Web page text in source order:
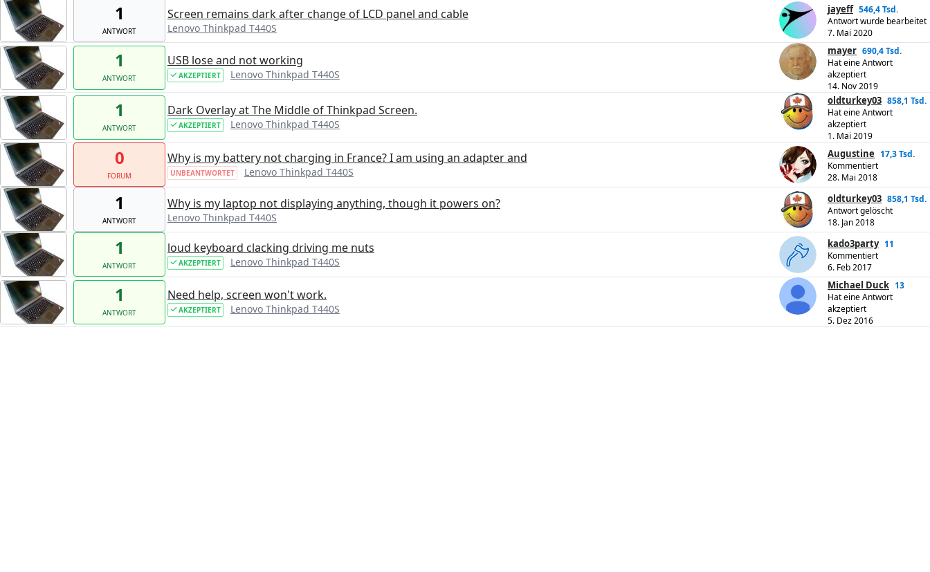
1
ANTWORT
Screen remains dark after change of LCD panel and cable
Lenovo Thinkpad T440S
jayeff 546,4 Tsd.
Antwort wurde bearbeitet
7. Mai 2020
1
ANTWORT
USB lose and not working
AKZEPTIERT Lenovo Thinkpad T440S
mayer 690,4 Tsd.
Hat eine Antwort
akzeptiert
14. Nov 2019
1
ANTWORT
Dark Overlay at The Middle of Thinkpad Screen.
AKZEPTIERT Lenovo Thinkpad T440S
oldturkey03 858,1 Tsd.
Hat eine Antwort
akzeptiert
1. Mai 2019
0
FORUM
Why is my battery not charging in France? I am using an adapter and
UNBEANTWORTET Lenovo Thinkpad T440S
Augustine 17,3 Tsd.
Kommentiert
28. Mai 2018
1
ANTWORT
Why is my laptop not displaying anything, though it powers on?
Lenovo Thinkpad T440S
oldturkey03 858,1 Tsd.
Antwort gelöscht
18. Jan 2018
1
ANTWORT
loud keyboard clacking driving me nuts
AKZEPTIERT Lenovo Thinkpad T440S
kado3party 11
Kommentiert
6. Feb 2017
1
ANTWORT
Need help, screen won't work.
AKZEPTIERT Lenovo Thinkpad T440S
Michael Duck 13
Hat eine Antwort
akzeptiert
5. Dez 2016